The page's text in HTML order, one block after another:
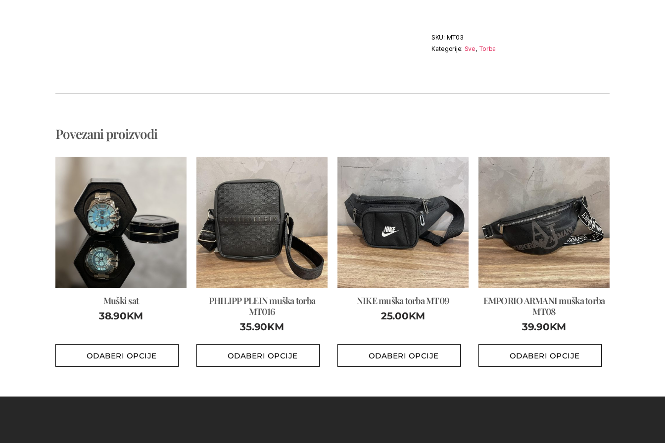
SKU: MT03
Kategorije: Sve, Torba
Povezani proizvodi
Muški sat
38.90KM
ODABERI OPCIJE
PHILIPP PLEIN muška torba
MT016
35.90KM
ODABERI OPCIJE
NIKE muška torba MT09
25.00KM
ODABERI OPCIJE
EMPORIO ARMANI muška torba
MT08
39.90KM
ODABERI OPCIJE